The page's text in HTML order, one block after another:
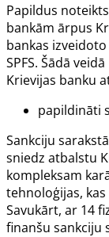
Papildus
bankām ārpus
bankas
SPFS. Šādā
Krievijas banku
papildināti
Sankciju
sniedz atbalstu
kompleksam
tehnoloģijas,
Savukārt, ar 14
finanšu sankciju